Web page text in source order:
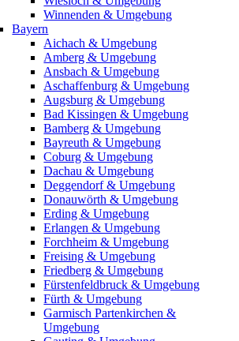
Winnenden & Umgebung
Bayern
Aichach & Umgebung
Amberg & Umgebung
Ansbach & Umgebung
Aschaffenburg & Umgebung
Augsburg & Umgebung
Bad Kissingen & Umgebung
Bamberg & Umgebung
Bayreuth & Umgebung
Coburg & Umgebung
Dachau & Umgebung
Deggendorf & Umgebung
Donauwörth & Umgebung
Erding & Umgebung
Erlangen & Umgebung
Forchheim & Umgebung
Freising & Umgebung
Friedberg & Umgebung
Fürstenfeldbruck & Umgebung
Fürth & Umgebung
Garmisch Partenkirchen &
Umgebung